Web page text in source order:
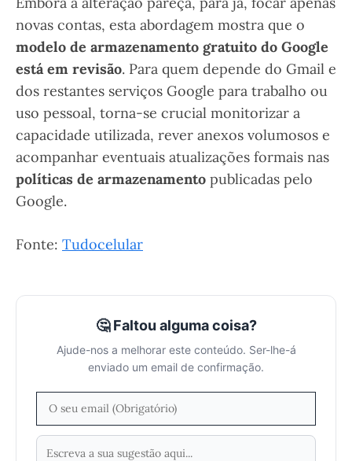
novas contas, esta abordagem mostra que o
modelo de armazenamento gratuito do Google
está em revisão. Para quem depende do Gmail e
dos restantes serviços Google para trabalho ou
uso pessoal, torna-se crucial monitorizar a
capacidade utilizada, rever anexos volumosos e
acompanhar eventuais atualizações formais nas
políticas de armazenamento publicadas pelo
Google.
Fonte: Tudocelular
🤔 Faltou alguma coisa?
Ajude-nos a melhorar este conteúdo. Ser-lhe-á
enviado um email de confirmação.